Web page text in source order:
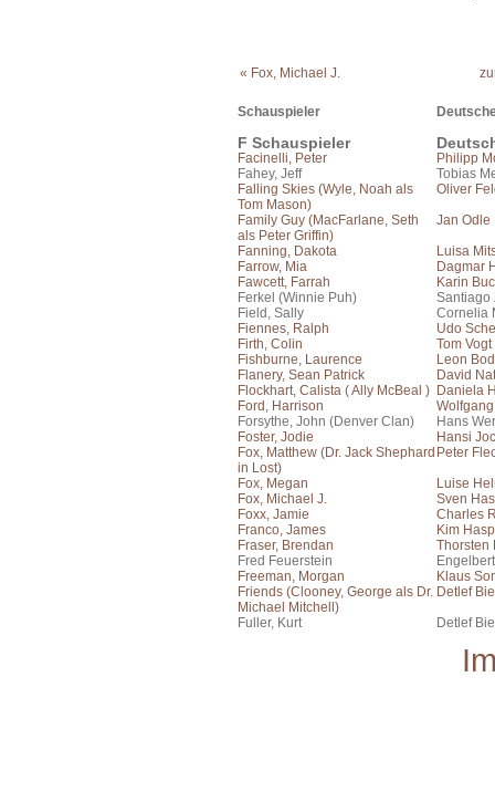
« Fox, Michael J.
Schauspieler
F Schauspieler
Facinelli, Peter
Philipp
Fahey, Jeff
Tobias
Falling Skies (Wyle, Noah als
Tom Mason)
Oliver
Family Guy (MacFarlane, Seth
als Peter Griffin)
Jan Odle
Fanning, Dakota
Luisa
Farrow, Mia
Dagmar
Fawcett, Farrah
Karin
Ferkel (Winnie Puh)
Santiago
Field, Sally
Cornelia
Fiennes, Ralph
Udo
Firth, Colin
Tom Vogt
Fishburne, Laurence
Leon
Flanery, Sean Patrick
David
Flockhart, Calista ( Ally McBeal ) Daniela
Ford, Harrison
Forsythe, John (Denver Clan)
Hans
Foster, Jodie
Hansi
Fox, Matthew (Dr. Jack Shephard
in Lost)
Peter
Fox, Megan
Luise
Fox, Michael J.
Sven
Foxx, Jamie
Charles
Franco, James
Kim
Fraser, Brendan
Thorsten
Fred Feuerstein
Freeman, Morgan
Klaus
Friends (Clooney, George als Dr.
Michael Mitchell)
Detlef
Fuller, Kurt
Detlef